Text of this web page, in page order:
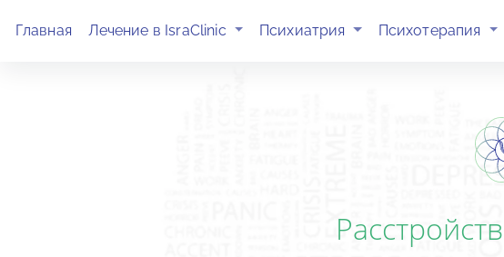
Главная Лечение в IsraClinic (current)Психиатрия (current)Психотерапия